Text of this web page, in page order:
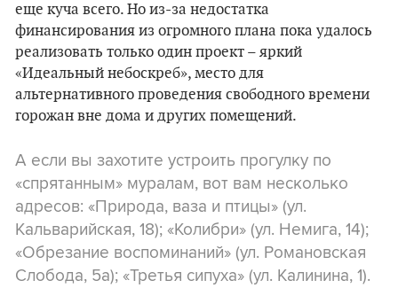
еще куча всего. Но из-за недостатка
финансирования из огромного плана пока удалось
реализовать только один проект – яркий
«Идеальный небоскреб», место для
альтернативного проведения свободного времени
горожан вне дома и других помещений.
А если вы захотите устроить прогулку по
«спрятанным» муралам, вот вам несколько
адресов: «Природа, ваза и птицы» (ул.
Кальварийская, 18); «Колибри» (ул. Немига, 14);
«Обрезание воспоминаний» (ул. Романовская
Слобода, 5а); «Третья сипуха» (ул. Калинина, 1).